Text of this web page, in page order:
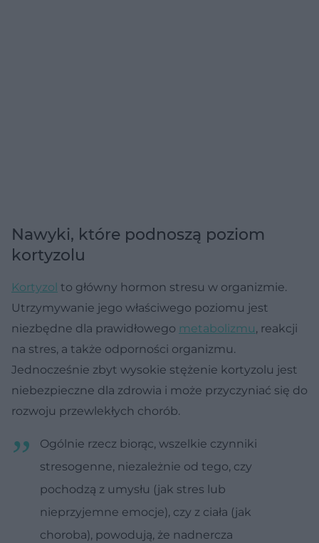
Nawyki, które podnoszą poziom
kortyzolu
Kortyzol to główny hormon stresu w organizmie.
Utrzymywanie jego właściwego poziomu jest
niezbędne dla prawidłowego metabolizmu, reakcji
na stres, a także odporności organizmu.
Jednocześnie zbyt wysokie stężenie kortyzolu jest
niebezpieczne dla zdrowia i może przyczyniać się do
rozwoju przewlekłych chorób.
Ogólnie rzecz biorąc, wszelkie czynniki
stresogenne, niezależnie od tego, czy
pochodzą z umysłu (jak stres lub
nieprzyjemne emocje), czy z ciała (jak
choroba), powodują, że nadnercza